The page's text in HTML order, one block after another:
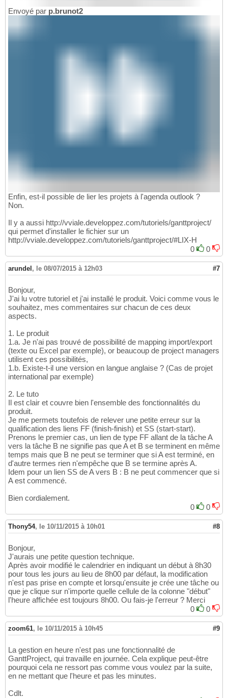
Envoyé par p.brunot2
Enfin, est-il possible de lier les projets à l'agenda outlook ?
Non.
Il y a aussi http://vviale.developpez.com/tutoriels/ganttproject/
qui permet d'installer le fichier sur un
http://vviale.developpez.com/tutoriels/ganttproject/#LIX-H
0
0
arundel , le 08/07/2015 à 12h03 #7
Bonjour,
J'ai lu votre tutoriel et j'ai installé le produit. Voici comme vous le
souhaitez, mes commentaires sur chacun de ces deux
aspects.
1. Le produit
1.a. Je n'ai pas trouvé de possibilité de mapping import/export
(texte ou Excel par exemple), or beaucoup de project managers
utilisent ces possibilités,
1.b. Existe-t-il une version en langue anglaise ? (Cas de projet
international par exemple)
2. Le tuto
Il est clair et couvre bien l'ensemble des fonctionnalités du
produit.
Je me permets toutefois de relever une petite erreur sur la
qualification des liens FF (finish-finish) et SS (start-start).
Prenons le premier cas, un lien de type FF allant de la tâche A
vers la tâche B ne signifie pas que A et B se terminent en même
temps mais que B ne peut se terminer que si A est terminé, en
d'autre termes rien n'empêche que B se termine après A.
Idem pour un lien SS de A vers B : B ne peut commencer que si
A est commencé.
Bien cordialement.
0
0
Thony54, le 10/11/2015 à 10h01 #8
Bonjour,
J'aurais une petite question technique.
Après avoir modifié le calendrier en indiquant un début à 8h30
pour tous les jours au lieu de 8h00 par défaut, la modification
n'est pas prise en compte et lorsqu'ensuite je crée une tâche ou
que je clique sur n'importe quelle cellule de la colonne "début"
l'heure affichée est toujours 8h00. Ou fais-je l'erreur ? Merci
0
0
zoom61, le 10/11/2015 à 10h45 #9
La gestion en heure n'est pas une fonctionnalité de
GanttProject, qui travaille en journée. Cela explique peut-être
pourquoi cela ne ressort pas comme vous voulez par la suite,
en ne mettant que l'heure et pas les minutes.
Cdlt.